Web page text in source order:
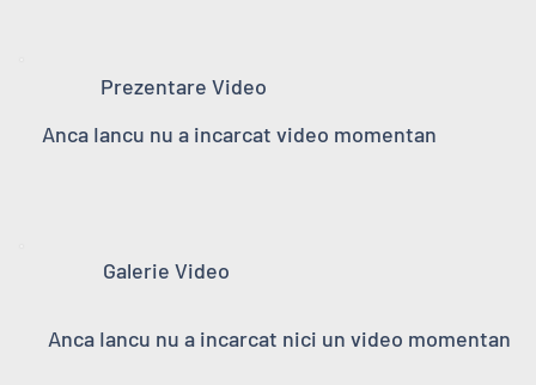
Prezentare Video
Anca Iancu nu a incarcat video momentan
Galerie Video
Anca Iancu nu a incarcat nici un video momentan